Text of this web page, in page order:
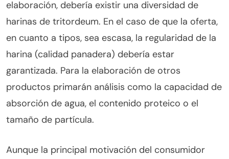
elaboración, debería existir una diversidad de
harinas de tritordeum. En el caso de que la oferta,
en cuanto a tipos, sea escasa, la regularidad de la
harina (calidad panadera) debería estar
garantizada. Para la elaboración de otros
productos primarán análisis como la capacidad de
absorción de agua, el contenido proteico o el
tamaño de partícula.
Aunque la principal motivación del consumidor